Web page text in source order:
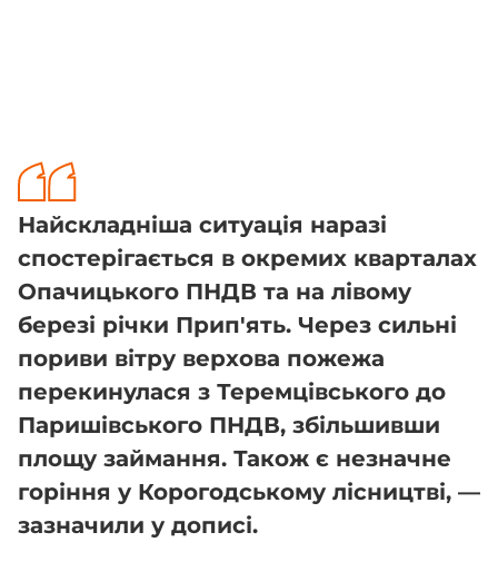
Найскладніша ситуація наразі
спостерігається в окремих кварталах
Опачицького ПНДВ та на лівому
березі річки Прип'ять. Через сильні
пориви вітру верхова пожежа
перекинулася з Теремцівського до
Паришівського ПНДВ, збільшивши
площу займання. Також є незначне
горіння у Корогодському лісництві, —
зазначили у дописі.